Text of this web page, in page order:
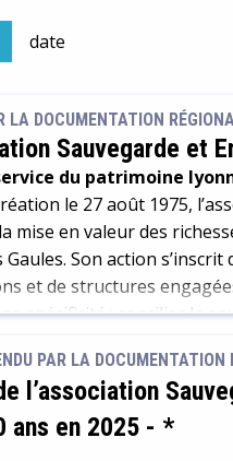
date
LA DOCUMENTATION
Sauvegarde et
du patrimoine
le 27 août 1975,
mise en valeur des
Gaules. Son action
et de structures
spécificité : concilier la
PAR LA
l’association
ans en 2025 - *